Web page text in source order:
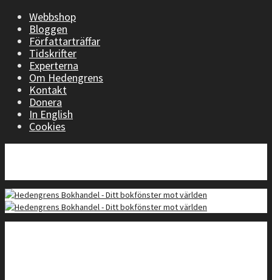
Webbshop
Bloggen
Författarträffar
Tidskrifter
Experterna
Om Hedengrens
Kontakt
Donera
In English
Cookies